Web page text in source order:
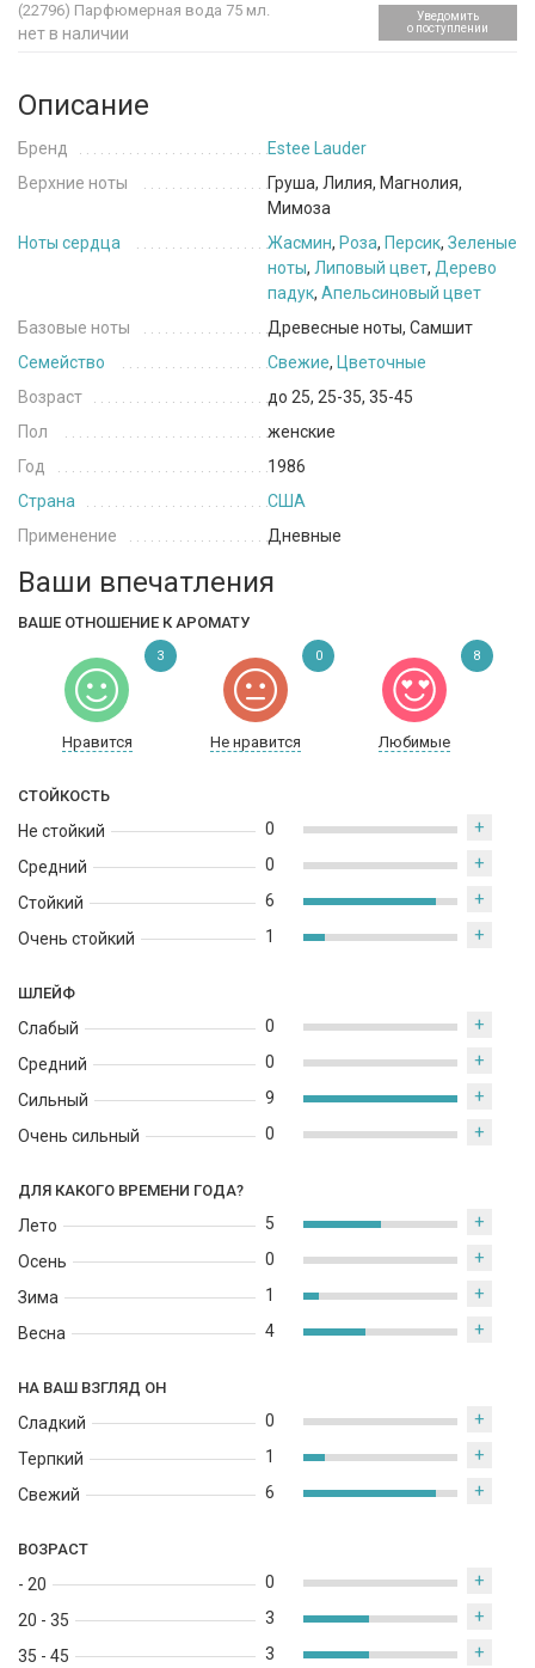
(22796) Парфюмерная вода 75 мл.
нет в наличии
Уведомить
о поступлении
Описание
Бренд
Estee Lauder
Верхние ноты
Груша, Лилия, Магнолия,
Мимоза
Ноты сердца
Жасмин, Роза, Персик, Зеленые
ноты, Липовый цвет, Дерево
падук, Апельсиновый цвет
Базовые ноты
Древесные ноты, Самшит
Семейство
Свежие, Цветочные
Возраст
до 25, 25-35, 35-45
Пол
женские
Год
1986
Страна
США
Применение
Дневные
Ваши впечатления
ВАШЕ ОТНОШЕНИЕ К АРОМАТУ
Нравится Не нравится Любимые
3 0 8
СТОЙКОСТЬ
Не стойкий
Средний
Стойкий
Очень стойкий
0 +
0 +
6 +
1 +
ШЛЕЙФ
Слабый
Средний
Сильный
Очень сильный
0 +
0 +
9 +
0 +
ДЛЯ КАКОГО ВРЕМЕНИ ГОДА?
Лето
Осень
Зима
Весна
5 +
0 +
1 +
4 +
НА ВАШ ВЗГЛЯД ОН
Сладкий
Терпкий
Свежий
0 +
1 +
6 +
ВОЗРАСТ
- 20
20 - 35
35 - 45
0 +
3 +
3 +